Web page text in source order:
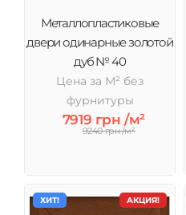
Металлопластиковые
двери одинарные золотой
дуб № 40
Цена за М² без
фурнитуры
7919 грн /м²
9240 грн /м²
АКЦИЯ!
ХИТ!